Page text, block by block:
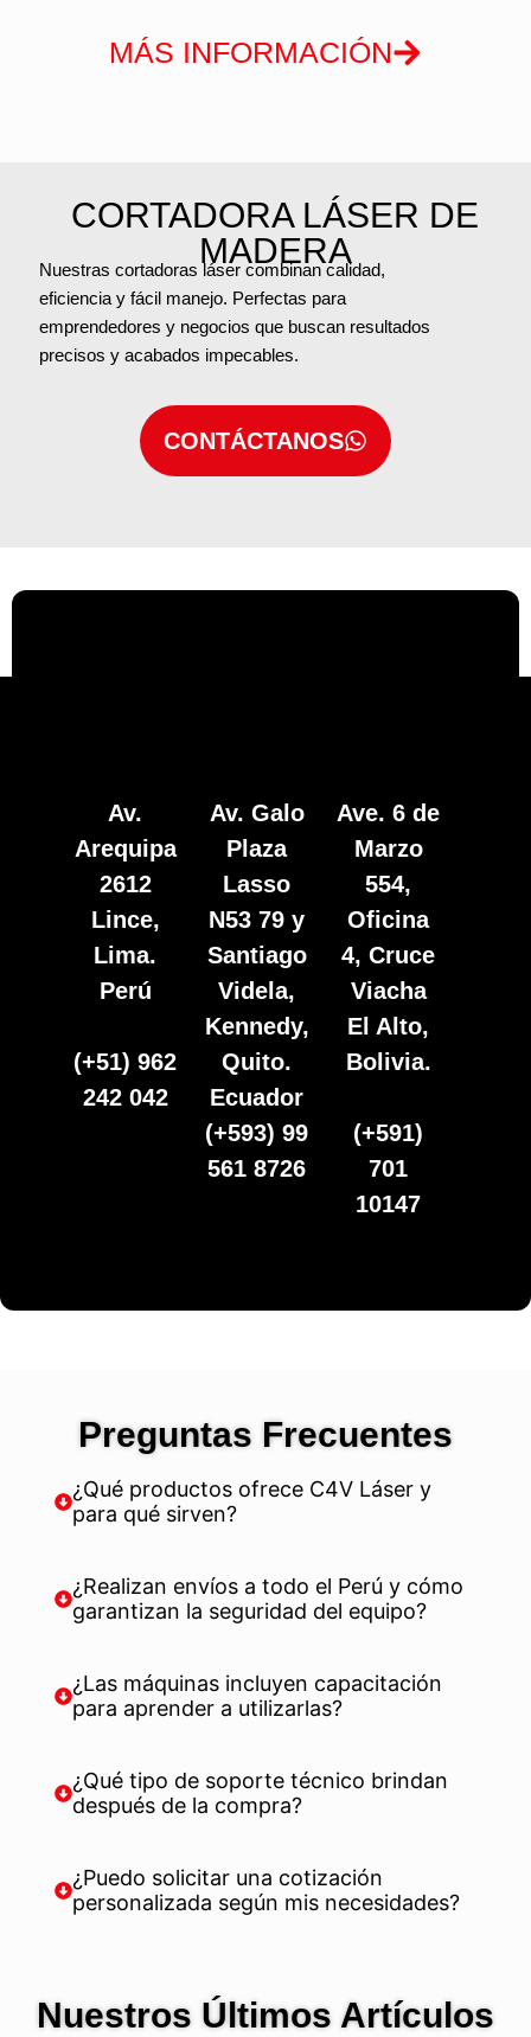
MÁS INFORMACIÓN
CORTADORA LÁSER DE
MADERA
Nuestras cortadoras láser combinan calidad,
eficiencia y fácil manejo. Perfectas para
emprendedores y negocios que buscan resultados
precisos y acabados impecables.
CONTÁCTANOS
Av.
Arequipa
2612
Lince,
Lima.
Perú
(+51) 962
242 042
Av. Galo
Plaza
Lasso
N53 79 y
Santiago
Videla,
Kennedy,
Quito.
Ecuador
(+593) 99
561 8726
Ave. 6 de
Marzo
554,
Oficina
4, Cruce
Viacha
El Alto,
Bolivia.
(+591)
701
10147
Preguntas Frecuentes
¿Qué productos ofrece C4V Láser y
para qué sirven?
¿Realizan envíos a todo el Perú y cómo
garantizan la seguridad del equipo?
¿Las máquinas incluyen capacitación
para aprender a utilizarlas?
¿Qué tipo de soporte técnico brindan
después de la compra?
¿Puedo solicitar una cotización
personalizada según mis necesidades?
Nuestros Últimos Artículos